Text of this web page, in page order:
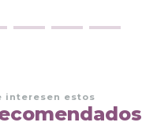
interesen estos